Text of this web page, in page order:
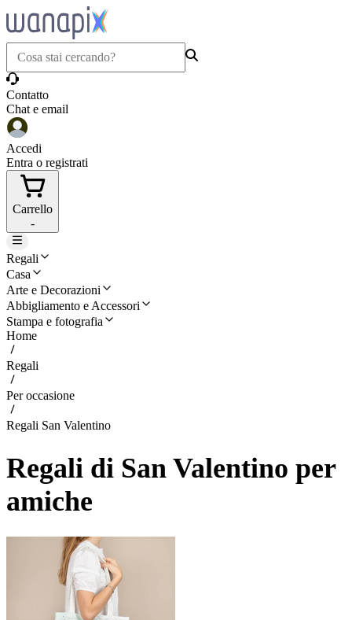
Contatto
Chat e email
Accedi
Entra o registrati
Carrello
-
Regali
Casa
Arte e Decorazioni
Abbigliamento e Accessori
Stampa e fotografia
Home
Regali
Per occasione
Regali San Valentino
Regali di San Valentino per
amiche